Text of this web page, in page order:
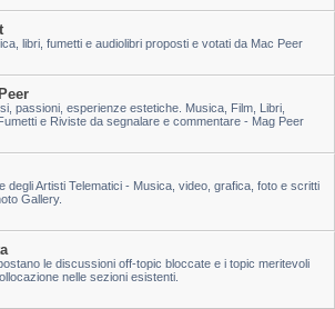
libri, fumetti e audiolibri proposti e votati da Mac Peer
passioni, esperienze estetiche. Musica, Film, Libri,
e Riviste da segnalare e commentare - Mag Peer
degli Artisti Telematici - Musica, video, grafica, foto e scritti
Gallery.
le discussioni off-topic bloccate e i topic meritevoli
nelle sezioni esistenti.